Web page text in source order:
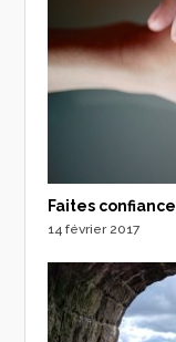
Faites
14 février 2017